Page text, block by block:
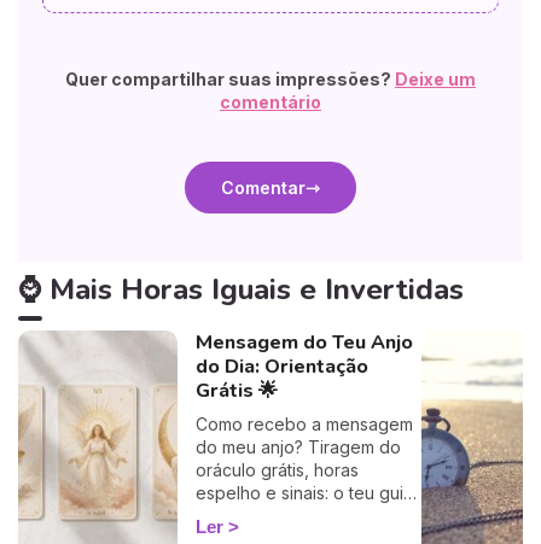
Quer compartilhar suas impressões? Deixe um
comentário
Comentar
⌚ Mais Horas Iguais e Invertidas
Mensagem do Teu Anjo
do Dia: Orientação
Grátis 🌟
Como recebo a mensagem
do meu anjo? Tiragem do
oráculo grátis, horas
espelho e sinais: o teu guia
rápido para descodificar a
orientação do dia.
Ler